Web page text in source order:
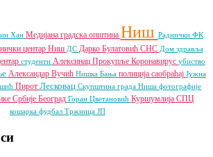
Хан Медијана градска општина Ниш Раднички ФК
центар Ниш ДС Дарко Булатовић СНС Дом здравља
студенти Алексинац Прокупље Коронавирус убиство
Александар Вучић Нишка Бања полиција саобраћај Јужна
Пирот Лесковац Скупштина града Ниша фотографије
Србије Београд Горан Цветановић Куршумлија СПЦ
кошарка фудбал Тржница ЈП